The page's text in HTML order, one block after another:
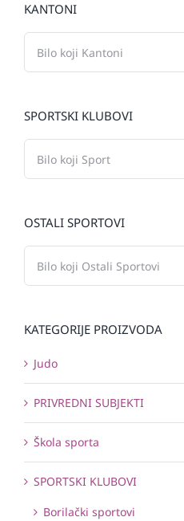
KANTONI
SPORTSKI KLUBOVI
OSTALI SPORTOVI
KATEGORIJE PROIZVODA
Judo
PRIVREDNI SUBJEKTI
Škola sporta
SPORTSKI KLUBOVI
Borilački sportovi